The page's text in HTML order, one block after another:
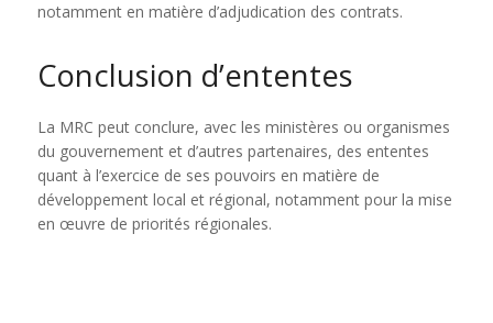
notamment en matière d’adjudication des contrats.
Conclusion d’ententes
La MRC peut conclure, avec les ministères ou organismes
du gouvernement et d’autres partenaires, des ententes
quant à l’exercice de ses pouvoirs en matière de
développement local et régional, notamment pour la mise
en œuvre de priorités régionales.